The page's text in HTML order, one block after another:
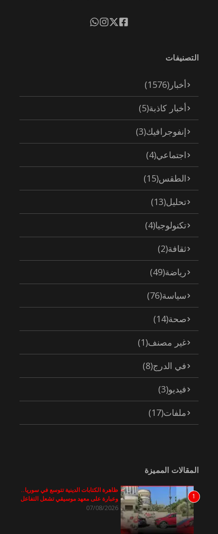
التصنيفات
أخبار (1576)
أخبار كاذبة(5)
إنفوجرافيك(3)
اجتماعي(4)
الطقس(15)
تحليل(13)
تكنولوجيا(4)
ثقافة(2)
رياضة(49)
سياسة(76)
صحة(14)
غير مصنف(1)
في الدرج(8)
فيديو(3)
ملفات(17)
المقالات المميزة
1
ظاهرة الكتابات الدينية تتوسع في سوريا..
وعبارة على معهد موسيقي تشعل التفاعل
07/08/2026